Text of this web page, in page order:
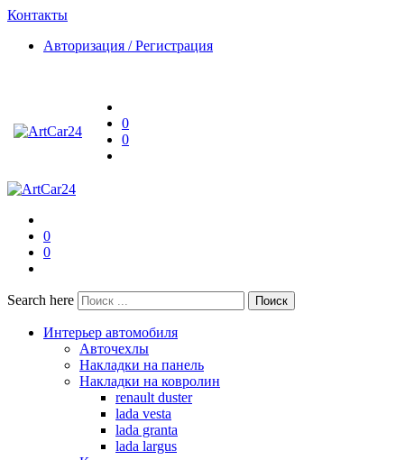
Контакты
Авторизация / Регистрация
0
0
0
0
Search here Поиск
Интерьер автомобиля
Авточехлы
Накладки на панель
Накладки на ковролин
renault duster
lada vesta
lada granta
lada largus